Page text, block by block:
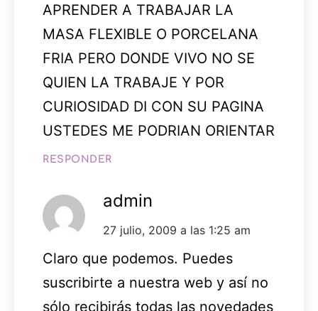
APRENDER A TRABAJAR LA
MASA FLEXIBLE O PORCELANA
FRIA PERO DONDE VIVO NO SE
QUIEN LA TRABAJE Y POR
CURIOSIDAD DI CON SU PAGINA
USTEDES ME PODRIAN ORIENTAR
RESPONDER
admin
27 julio, 2009 a las 1:25 am
Claro que podemos. Puedes
suscribirte a nuestra web y así no
sólo recibirás todas las novedades